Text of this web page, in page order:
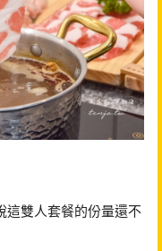
這雙人套餐的份量還不